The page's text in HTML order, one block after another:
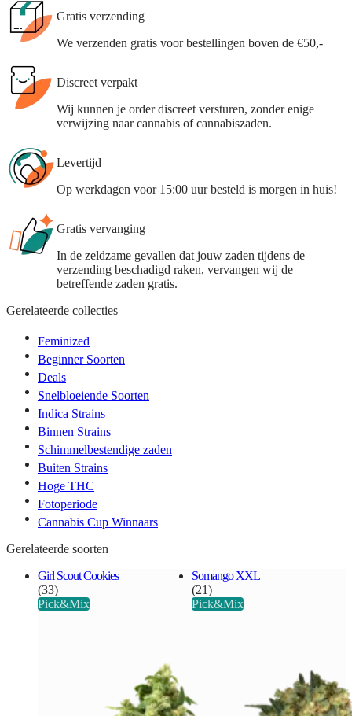
Gratis verzending
We verzenden gratis voor bestellingen boven de €50,-
Discreet verpakt
Wij kunnen je order discreet versturen, zonder enige
verwijzing naar cannabis of cannabiszaden.
Levertijd
Op werkdagen voor 15:00 uur besteld is morgen in huis!
Gratis vervanging
In de zeldzame gevallen dat jouw zaden tijdens de
verzending beschadigd raken, vervangen wij de
betreffende zaden gratis.
Gerelateerde collecties
Feminized
Beginner Soorten
Deals
Snelbloeiende Soorten
Indica Strains
Binnen Strains
Schimmelbestendige zaden
Buiten Strains
Hoge THC
Fotoperiode
Cannabis Cup Winnaars
Gerelateerde soorten
Girl Scout Cookies
(33)
Pick&Mix
Somango XXL
(21)
Pick&Mix